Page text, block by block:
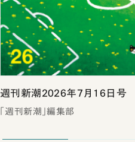
週刊新潮2026年7月16日号
「週刊新潮」編集部